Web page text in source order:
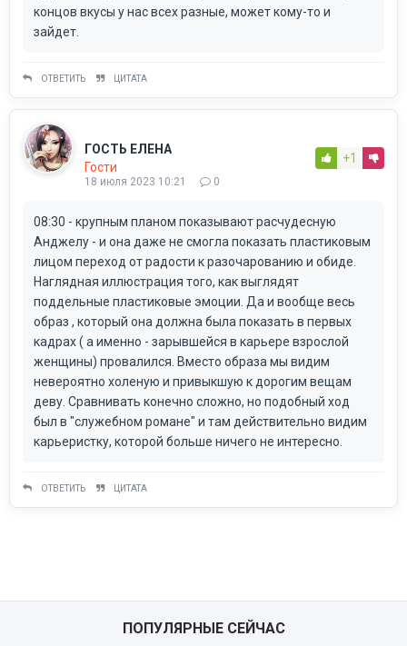
концов вкусы у нас всех разные, может кому-то и
зайдет.
ОТВЕТИТЬ ЦИТАТА
ГОСТЬ ЕЛЕНА
Гости
18 июля 2023 10:21 0
+1
08:30 - крупным планом показывают расчудесную
Анджелу - и она даже не смогла показать пластиковым
лицом переход от радости к разочарованию и обиде.
Наглядная иллюстрация того, как выглядят
поддельные пластиковые эмоции. Да и вообще весь
образ , который она должна была показать в первых
кадрах ( а именно - зарывшейся в карьере взрослой
женщины) провалился. Вместо образа мы видим
невероятно холеную и привыкшую к дорогим вещам
деву. Сравнивать конечно сложно, но подобный ход
был в "служебном романе" и там действительно видим
карьеристку, которой больше ничего не интересно.
ОТВЕТИТЬ ЦИТАТА
ПОПУЛЯРНЫЕ СЕЙЧАС